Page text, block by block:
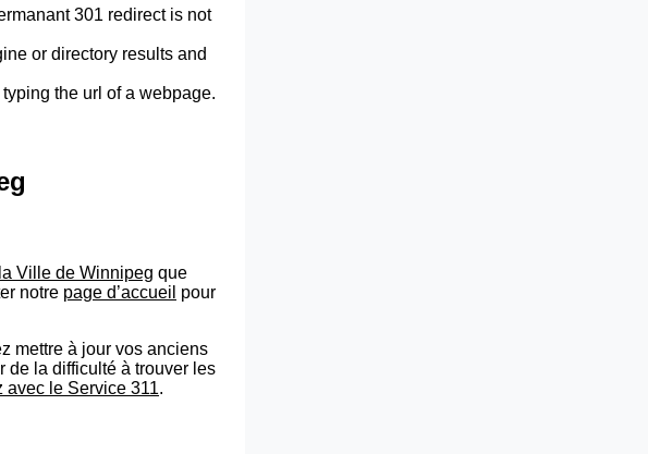
301 redirect is not
or directory results and
the url of a webpage.
Ville de Winnipeg que
notre page d’accueil pour
mettre à jour vos anciens
de la difficulté à trouver les
avec le Service 311.